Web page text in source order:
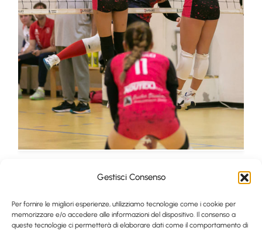
Gestisci Consenso
Per fornire le migliori esperienze, utilizziamo tecnologie come i cookie per
memorizzare e/o accedere alle informazioni del dispositivo. Il consenso a
queste tecnologie ci permetterà di elaborare dati come il comportamento di